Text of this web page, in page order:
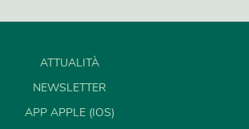
ATTUALITÀ
NEWSLETTER
APP APPLE (IOS)